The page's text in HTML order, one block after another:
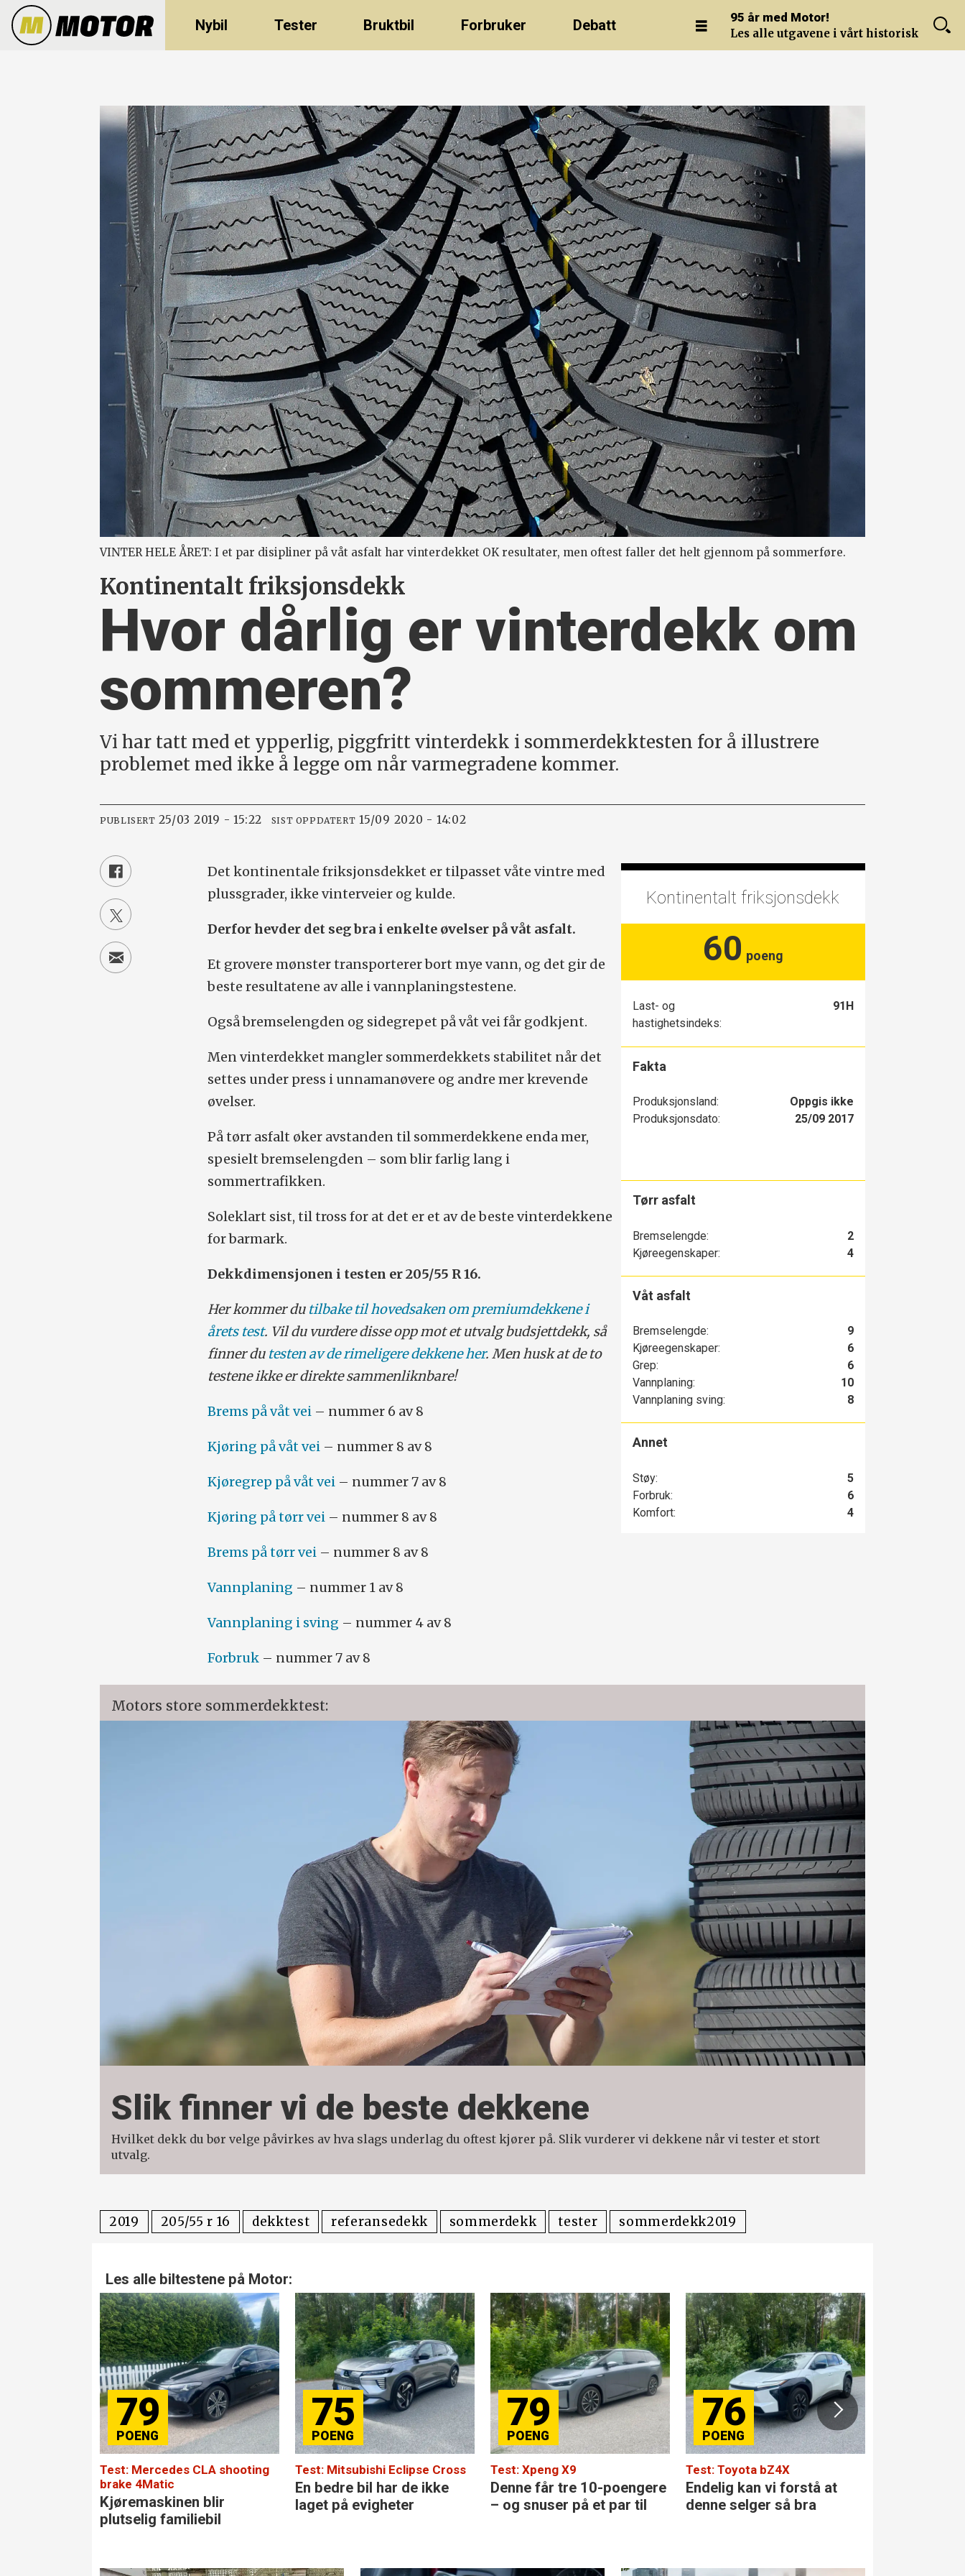
Nybil Tester Bruktbil Forbruker Debatt 95 år med Motor!
Les alle utgavene i vårt historiske arkiv.
VINTER HELE ÅRET: I et par disipliner på våt asfalt har vinterdekket OK resultater, men oftest faller det helt gjennom på sommerføre.
Kontinentalt friksjonsdekk
Hvor dårlig er vinterdekk om
sommeren?
Vi har tatt med et ypperlig, piggfritt vinterdekk i sommerdekktesten for å illustrere
problemet med ikke å legge om når varmegradene kommer.
PUBLISERT 25/03 2019 - 15:22 SIST OPPDATERT 15/09 2020 - 14:02
Kontinentalt friksjonsdekk
60 poeng
Last- og
hastighetsindeks:
91H
Fakta
Produksjonsland:
Oppgis ikke
Produksjonsdato:
25/09 2017
Tørr asfalt
Bremselengde:
2
Kjøreegenskaper:
4
Våt asfalt
Bremselengde:
9
Kjøreegenskaper:
6
Grep:
6
Vannplaning:
10
Vannplaning sving:
8
Annet
Støy:
5
Forbruk:
6
Komfort:
4
Det kontinentale friksjonsdekket er tilpasset våte vintre med
plussgrader, ikke vinterveier og kulde.
Derfor hevder det seg bra i enkelte øvelser på våt asfalt.
Et grovere mønster transporterer bort mye vann, og det gir de
beste resultatene av alle i vannplaningstestene.
Også bremselengden og sidegrepet på våt vei får godkjent.
Men vinterdekket mangler sommerdekkets stabilitet når det
settes under press i unnamanøvere og andre mer krevende
øvelser.
På tørr asfalt øker avstanden til sommerdekkene enda mer,
spesielt bremselengden – som blir farlig lang i
sommertrafikken.
Soleklart sist, til tross for at det er et av de beste vinterdekkene
for barmark.
Dekkdimensjonen i testen er 205/55 R 16.
Her kommer du tilbake til hovedsaken om premiumdekkene i
årets test. Vil du vurdere disse opp mot et utvalg budsjettdekk, så
finner du testen av de rimeligere dekkene her. Men husk at de to
testene ikke er direkte sammenliknbare!
Brems på våt vei – nummer 6 av 8
Kjøring på våt vei – nummer 8 av 8
Kjøregrep på våt vei – nummer 7 av 8
Kjøring på tørr vei – nummer 8 av 8
Brems på tørr vei – nummer 8 av 8
Vannplaning – nummer 1 av 8
Vannplaning i sving – nummer 4 av 8
Forbruk – nummer 7 av 8
Motors store sommerdekktest:
Slik finner vi de beste dekkene
Hvilket dekk du bør velge påvirkes av hva slags underlag du oftest kjører på. Slik vurderer vi dekkene når vi tester et stort
utvalg.
2019 205/55 r 16 dekktest referansedekk sommerdekk tester sommerdekk2019
Les alle biltestene på Motor:
79
Test: Mercedes CLA shooting
brake 4Matic
Kjøremaskinen blir
plutselig familiebil
75
Test: Mitsubishi Eclipse Cross
En bedre bil har de ikke
laget på evigheter
79
Test: Xpeng X9
Denne får tre 10-poengere
– og snuser på et par til
76
Test: Toyota bZ4X
Endelig kan vi forstå at
denne selger så bra